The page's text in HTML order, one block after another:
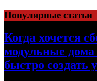
Перейти
к
содержимому
Популярные статьи
Когда хочется
модульные дома
быстро создать